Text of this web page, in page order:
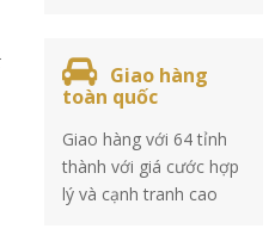
Giao hàng
toàn quốc
Giao hàng với 64 tỉnh
thành với giá cước hợp
lý và cạnh tranh cao